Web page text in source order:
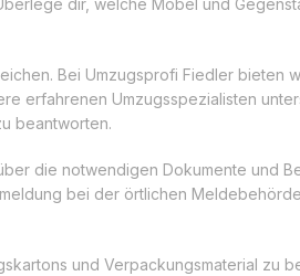
Bei Umzugsprofi Fiedler bieten
erfahrenen Umzugsspezialisten
beantworten.
die notwendigen Dokumente und
bei der örtlichen
und Verpackungsmaterial zu